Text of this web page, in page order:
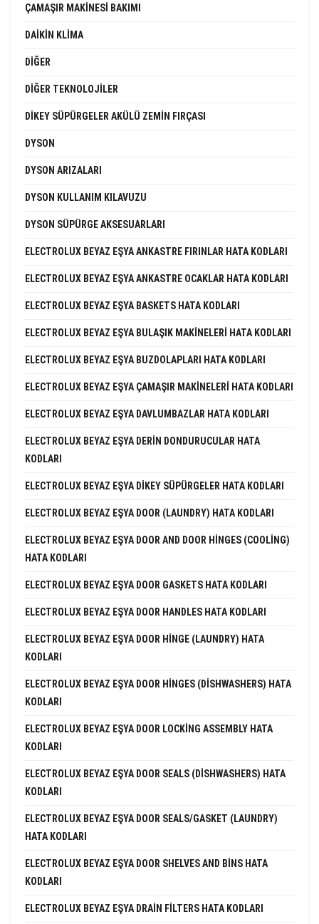
ÇAMAŞIR MAKINESI BAKIMI
DAIKIN KLIMA
DIĞER
DIĞER TEKNOLOJILER
DIKEY SÜPÜRGELER AKÜLÜ ZEMIN FIRÇASI
DYSON
DYSON ARIZALARI
DYSON KULLANIM KILAVUZU
DYSON SÜPÜRGE AKSESUARLARI
ELECTROLUX BEYAZ EŞYA ANKASTRE FIRINLAR HATA KODLARI
ELECTROLUX BEYAZ EŞYA ANKASTRE OCAKLAR HATA KODLARI
ELECTROLUX BEYAZ EŞYA BASKETS HATA KODLARI
ELECTROLUX BEYAZ EŞYA BULAŞIK MAKINELERI HATA KODLARI
ELECTROLUX BEYAZ EŞYA BUZDOLAPLARI HATA KODLARI
ELECTROLUX BEYAZ EŞYA ÇAMAŞIR MAKINELERI HATA KODLARI
ELECTROLUX BEYAZ EŞYA DAVLUMBAZLAR HATA KODLARI
ELECTROLUX BEYAZ EŞYA DERIN DONDURUCULAR HATA
KODLARI
ELECTROLUX BEYAZ EŞYA DIKEY SÜPÜRGELER HATA KODLARI
ELECTROLUX BEYAZ EŞYA DOOR (LAUNDRY) HATA KODLARI
ELECTROLUX BEYAZ EŞYA DOOR AND DOOR HINGES (COOLING)
HATA KODLARI
ELECTROLUX BEYAZ EŞYA DOOR GASKETS HATA KODLARI
ELECTROLUX BEYAZ EŞYA DOOR HANDLES HATA KODLARI
ELECTROLUX BEYAZ EŞYA DOOR HINGE (LAUNDRY) HATA
KODLARI
ELECTROLUX BEYAZ EŞYA DOOR HINGES (DISHWASHERS) HATA
KODLARI
ELECTROLUX BEYAZ EŞYA DOOR LOCKING ASSEMBLY HATA
KODLARI
ELECTROLUX BEYAZ EŞYA DOOR SEALS (DISHWASHERS) HATA
KODLARI
ELECTROLUX BEYAZ EŞYA DOOR SEALS/GASKET (LAUNDRY)
HATA KODLARI
ELECTROLUX BEYAZ EŞYA DOOR SHELVES AND BINS HATA
KODLARI
ELECTROLUX BEYAZ EŞYA DRAIN FILTERS HATA KODLARI